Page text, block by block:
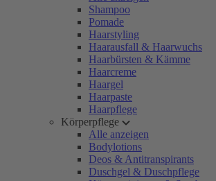
Shampoo
Pomade
Haarstyling
Haarausfall & Haarwuchs
Haarbürsten & Kämme
Haarcreme
Haargel
Haarpaste
Haarpflege
Körperpflege
Alle anzeigen
Bodylotions
Deos & Antitranspirants
Duschgel & Duschpflege